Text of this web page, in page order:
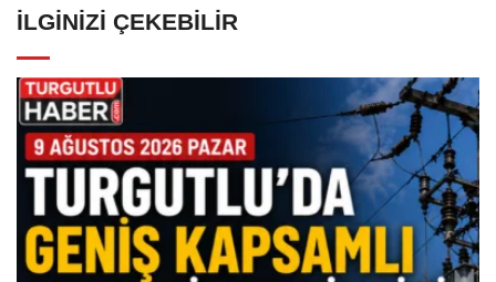
İLGINIZI ÇEKEBILIR